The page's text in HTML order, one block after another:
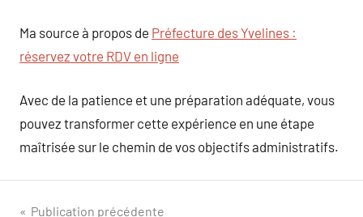
Ma source à propos de Préfecture des Yvelines :
réservez votre RDV en ligne
Avec de la patience et une préparation adéquate, vous
pouvez transformer cette expérience en une étape
maîtrisée sur le chemin de vos objectifs administratifs.
Publication précédente